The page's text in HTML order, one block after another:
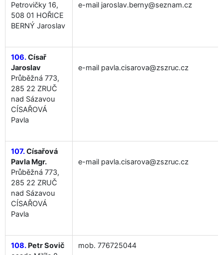
Petrovičky 16,
508 01 HOŘICE
BERNÝ Jaroslav
e-mail jaroslav.berny@seznam.cz
106.Císař
Jaroslav
Průběžná 773,
285 22 ZRUČ
nad Sázavou
CÍSAŘOVÁ
Pavla
e-mail pavla.cisarova@zszruc.cz
107.Císařová
Pavla Mgr.
Průběžná 773,
285 22 ZRUČ
nad Sázavou
CÍSAŘOVÁ
Pavla
e-mail pavla.cisarova@zszruc.cz
108.Petr Sovič
mob. 776725044